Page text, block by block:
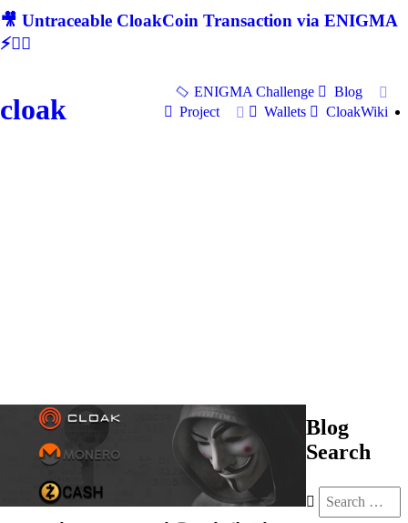
🎥 Untraceable CloakCoin Transaction via ENIGMA
⚡🕵‍♂
cloak
ENIGMA Challenge
Blog
Project
Wallets CloakWiki
Blog
Search